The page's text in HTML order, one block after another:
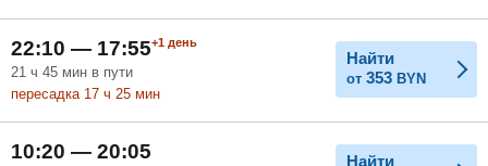
22:10 — 17:55+1 день
21 ч 45 мин в пути
пересадка 17 ч 25 мин
Найти
от 353 BYN
10:20 — 20:05 Найти